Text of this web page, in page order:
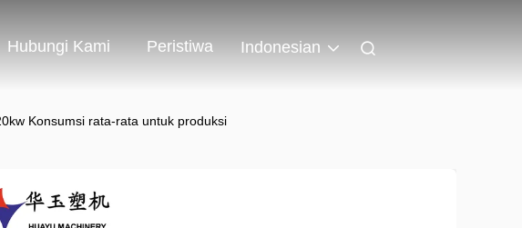
Hubungi Kami Peristiwa Indonesian
Konsumsi rata-rata untuk produksi